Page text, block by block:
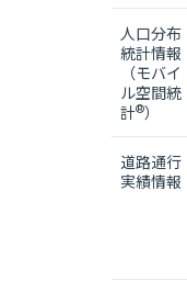
人口分布
統計情報
（モバイ
ル空間統
計®）
道路通行
実績情報